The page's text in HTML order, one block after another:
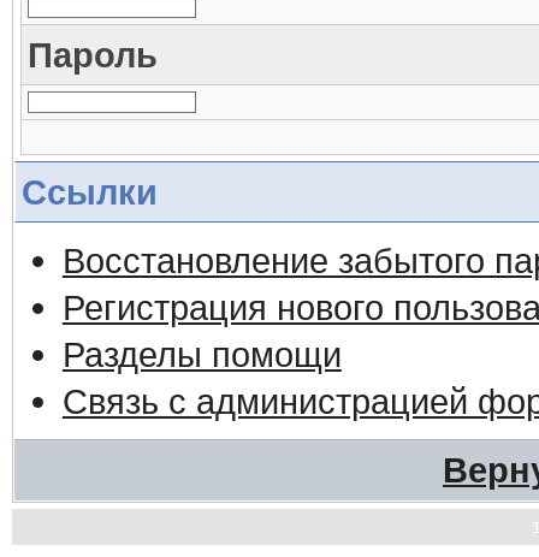
Пароль
Ссылки
Восстановление забытого
Регистрация нового
Разделы помощи
Связь с администрацией